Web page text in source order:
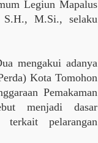
Legiun Mapalus
M.Si., selaku
mengakui adanya
Kota Tomohon
Pemakaman
menjadi dasar
pelarangan